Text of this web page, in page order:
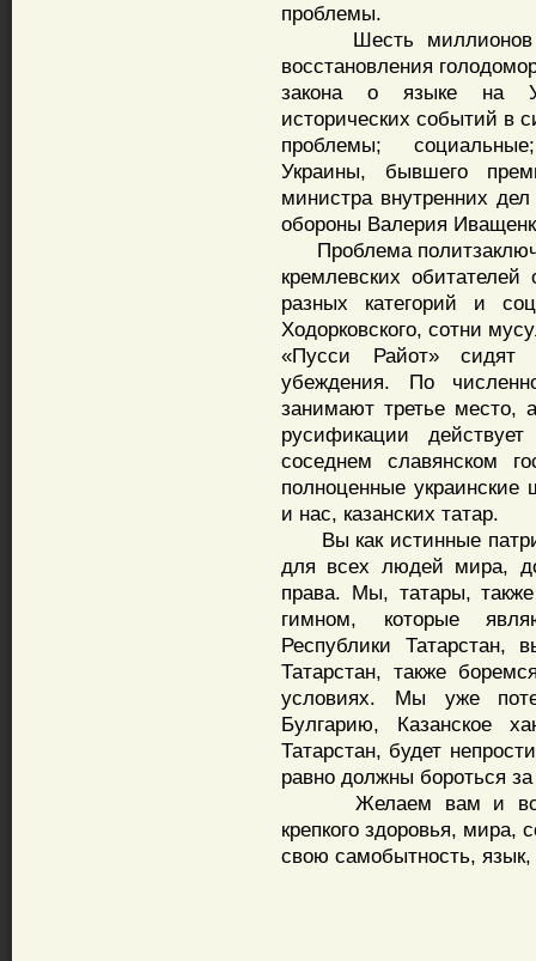
проблемы.
Шесть миллионов
восстановления
закона о языке на
исторических событий в
проблемы;
Украины, бывшего
министра внутренних
обороны Валерия
Проблема
кремлевских
разных категорий и
Ходорковского, сотни
«Пусси Райот»
убеждения. По
занимают третье место,
русификации
соседнем славянском
полноценные
и нас, казанских татар.
Вы как истинные
для всех людей мира,
права. Мы, татары,
гимном, которые
Республики Татарстан,
Татарстан, также
условиях. Мы уже
Булгарию, Казанское
Татарстан, будет
равно должны бороться
Желаем вам и всем
крепкого здоровья, мира,
свою самобытность,